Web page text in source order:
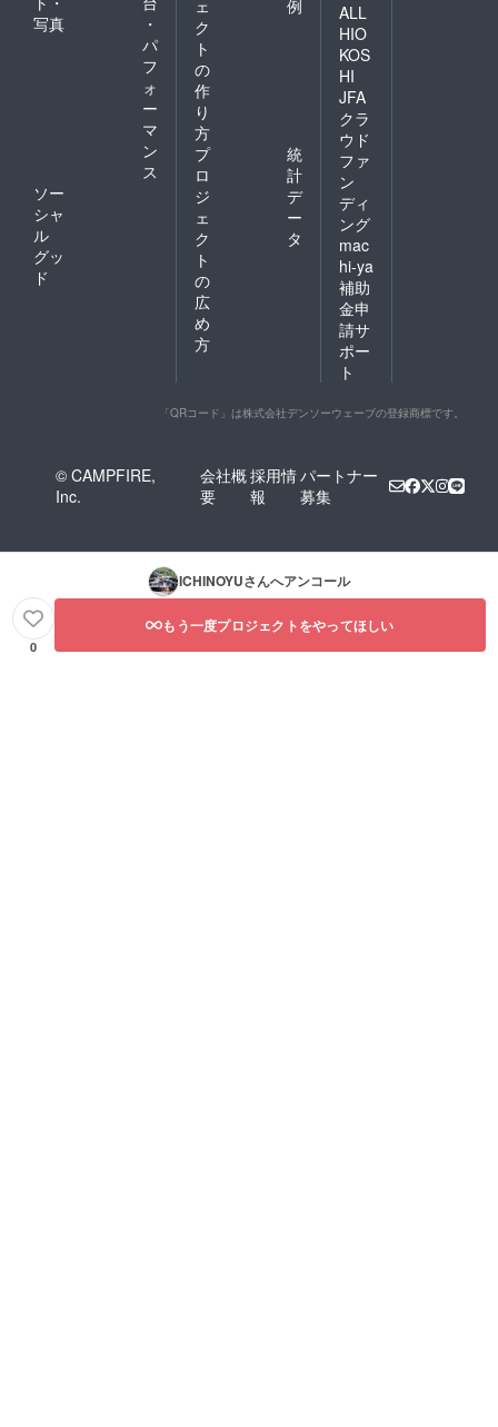
写真
・
パ
フ
ォ
ー
マ
ン
ス
ソー
シャ
ル
グッ
ド
ェ
ク
ト
の
作
り
方
例
プ
ロ
ジ
ェ
ク
ト
の
広
め
方
統
計
デ
ー
タ
ALL
HIO
KOS
HI
JFA
クラ
ウド
ファ
ン
ディ
ング
mac
hi-ya
補助
金申
請サ
ポー
ト
「QRコード」は株式会社デンソーウェーブの登録商標です。
© CAMPFIRE,
Inc.
会社概
要
採用情
報
パートナー
募集
ICHINOYUさんへアンコール
0
もう一度プロジェクトをやってほしい